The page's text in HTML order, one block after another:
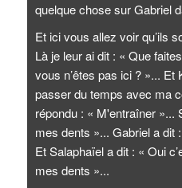
quelque chose sur Gabriel
Et ici vous allez voir qu’ils
Là je leur ai dit : « Que
vous n’êtes pas ici ? »...
passer du temps avec ma
répondu : « M'entraîner »...
mes dents »... Gabriel a dit
Et Salaphaïel a dit : « Oui
mes dents »...